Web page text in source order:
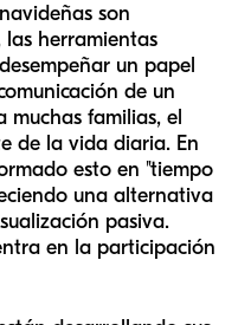
son
herramientas
un papel
de un
muchas familias, el
de la vida diaria. En
esto en "tiempo
una alternativa
pasiva.
en la participación